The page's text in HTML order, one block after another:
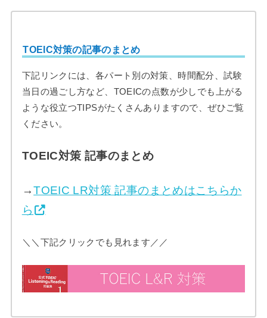
TOEIC対策の記事のまとめ
下記リンクには、各パート別の対策、時間配分、試験
当日の過ごし方など、TOEICの点数が少しでも上がる
ような役立つTIPSがたくさんありますので、ぜひご覧
ください。
TOEIC対策 記事のまとめ
→TOEIC LR対策 記事のまとめはこちらか
ら
＼＼下記クリックでも見れます／／